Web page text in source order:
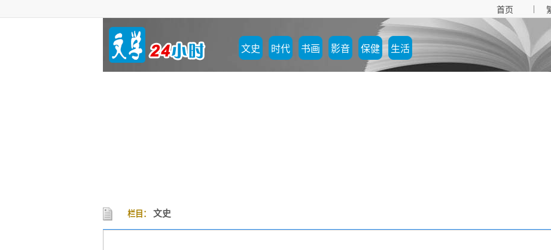
首页
文史 时代 书画 影音 保健 生活
栏目： 文史